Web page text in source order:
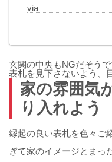
via
玄関の中央もNGだそうで
表札を見下さないよう、
家の雰囲気
り入れよう
縁起の良い表札を色々ご
ぎて家のイメージとまっ